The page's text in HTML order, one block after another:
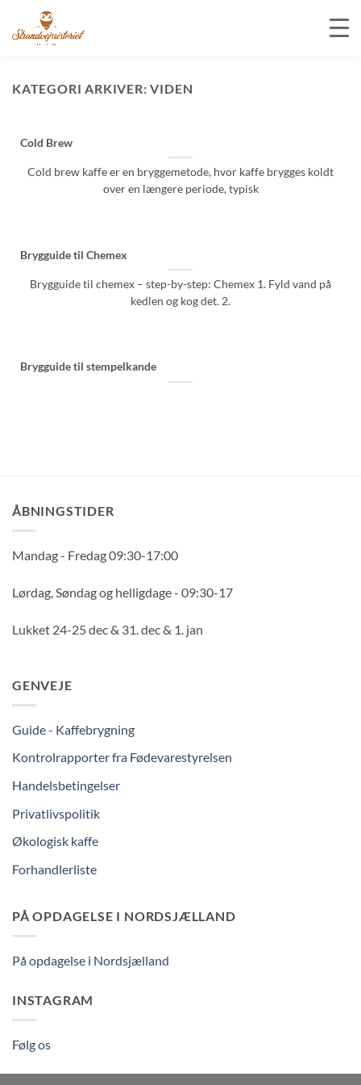
KATEGORI ARKIVER:VIDEN
Cold Brew
Cold brew kaffe er en bryggemetode, hvor kaffe brygges koldt
over en længere periode, typisk
Brygguide til Chemex
Brygguide til chemex – step-by-step: Chemex 1. Fyld vand på
kedlen og kog det. 2.
Brygguide til stempelkande
ÅBNINGSTIDER
Mandag - Fredag 09:30-17:00
Lørdag, Søndag og helligdage - 09:30-17
Lukket 24-25 dec & 31. dec & 1. jan
GENVEJE
Guide - Kaffebrygning
Kontrolrapporter fra Fødevarestyrelsen
Handelsbetingelser
Privatlivspolitik
Økologisk kaffe
Forhandlerliste
PÅ OPDAGELSE I NORDSJÆLLAND
På opdagelse i Nordsjælland
INSTAGRAM
Følg os